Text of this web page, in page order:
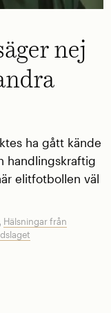
nej
ha gått kände
handlingskraftig
elitfotbollen väl
Hälsningar från